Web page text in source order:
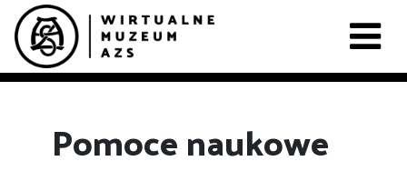
Pomoce naukowe